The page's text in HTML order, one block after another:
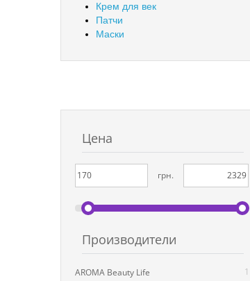
Крем для век
Патчи
Маски
Цена
грн.
Производители
AROMA Beauty Life
1